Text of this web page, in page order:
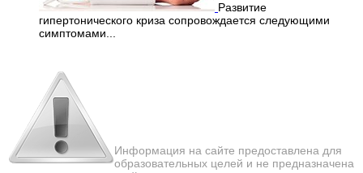
Развитие
гипертонического криза сопровождается следующими
симптомами...
Информация на сайте предоставлена для
образовательных целей и не предназначена